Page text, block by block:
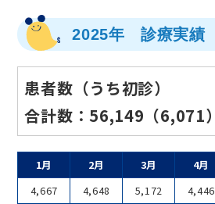
2025年 診療実績
患者数（うち初診）
合計数：56,149（6,071）
1月 2月 3月 4月
4,667
4,648 5,172 4,446